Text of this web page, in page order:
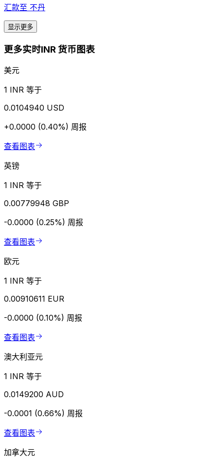
汇款至 不丹
显示更多
更多实时INR 货币图表
美元
1 INR 等于
0.0104940 USD
+0.0000 (0.40%) 周报
查看图表
英镑
1 INR 等于
0.00779948 GBP
-0.0000 (0.25%) 周报
查看图表
欧元
1 INR 等于
0.00910611 EUR
-0.0000 (0.10%) 周报
查看图表
澳大利亚元
1 INR 等于
0.0149200 AUD
-0.0001 (0.66%) 周报
查看图表
加拿大元